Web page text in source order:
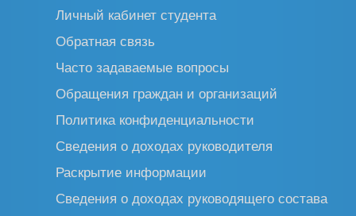
Личный кабинет студента
Обратная связь
Часто задаваемые вопросы
Обращения граждан и организаций
Политика конфиденциальности
Сведения о доходах руководителя
Раскрытие информации
Сведения о доходах руководящего состава